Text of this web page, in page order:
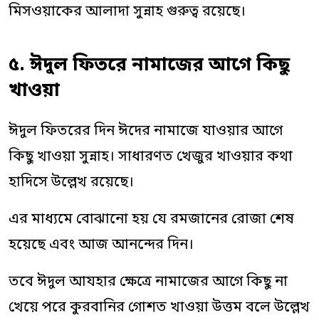
মিসওয়াকের আলাদা সুন্নাহ গুরুত্ব রয়েছে।
৫. ঈদুল ফিতরে নামাজের আগে কিছু
খাওয়া
ঈদুল ফিতরের দিন ঈদের নামাজে যাওয়ার আগে
কিছু খাওয়া সুন্নাহ। সাধারণত খেজুর খাওয়ার কথা
হাদিসে উল্লেখ রয়েছে।
এর মাধ্যমে বোঝানো হয় যে রমজানের রোজা শেষ
হয়েছে এবং আজ আনন্দের দিন।
তবে ঈদুল আযহার ক্ষেত্রে নামাজের আগে কিছু না
খেয়ে পরে কুরবানির গোশত খাওয়া উত্তম বলে উল্লেখ